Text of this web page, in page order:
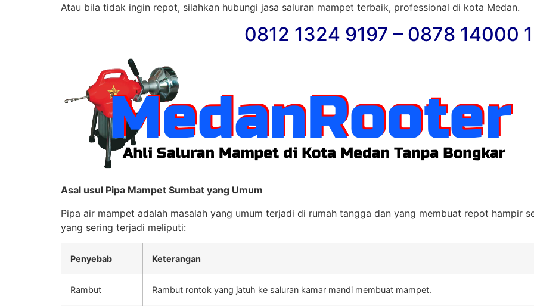
Atau bila tidak ingin repot, silahkan hubungi jasa saluran mampet terbaik, professional di kota Medan.
0812 1324 9197 – 0878 14000
Asal usul Pipa Mampet Sumbat yang Umum
Pipa air mampet adalah masalah yang umum terjadi di rumah tangga dan yang membuat repot hampir
yang sering terjadi meliputi:
Penyebab Keterangan
Rambut Rambut rontok yang jatuh ke saluran kamar mandi membuat mampet.